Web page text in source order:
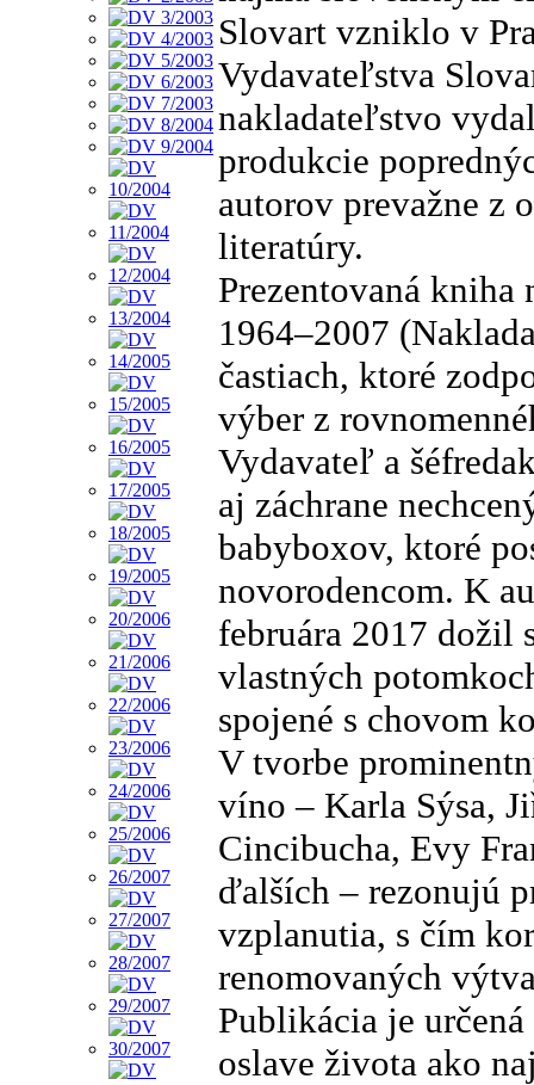
Slovart vzniklo v
Vydavateľstva
nakladateľstvo
produkcie
autorov prevažne z
literatúry.
Prezentovaná
1964–2007
častiach, ktoré
výber z
Vydavateľ a
aj záchrane
babyboxov, ktoré
novorodencom. K
februára 2017 dožil
vlastných
spojené s chovom
V tvorbe
víno – Karla Sýsa,
Cincibucha, Evy
ďalších – rezonujú
vzplanutia, s čím
renomovaných
Publikácia je
oslave života ako